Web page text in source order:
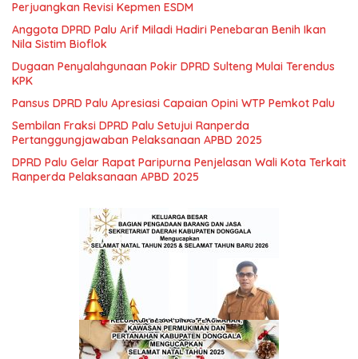
Perjuangkan Revisi Kepmen ESDM
Anggota DPRD Palu Arif Miladi Hadiri Penebaran Benih Ikan
Nila Sistim Bioflok
Dugaan Penyalahgunaan Pokir DPRD Sulteng Mulai Terendus
KPK
Pansus DPRD Palu Apresiasi Capaian Opini WTP Pemkot Palu
Sembilan Fraksi DPRD Palu Setujui Ranperda
Pertanggungjawaban Pelaksanaan APBD 2025
DPRD Palu Gelar Rapat Paripurna Penjelasan Wali Kota Terkait
Ranperda Pelaksanaan APBD 2025